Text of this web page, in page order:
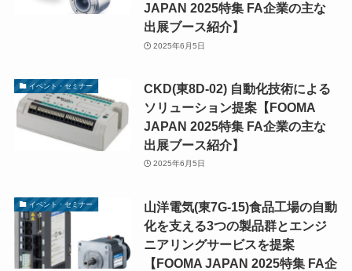
JAPAN 2025特集 FA企業の主な
出展ブース紹介】
2025年6月5日
イベント・セミナー
CKD(東8D-02) 自動化技術による
ソリューション提案【FOOMA
JAPAN 2025特集 FA企業の主な
出展ブース紹介】
2025年6月5日
イベント・セミナー
山洋電気(東7G-15)食品工場の自動
化を支える3つの製品群とエンジ
ニアリングサービスを提案
【FOOMA JAPAN 2025特集 FA企